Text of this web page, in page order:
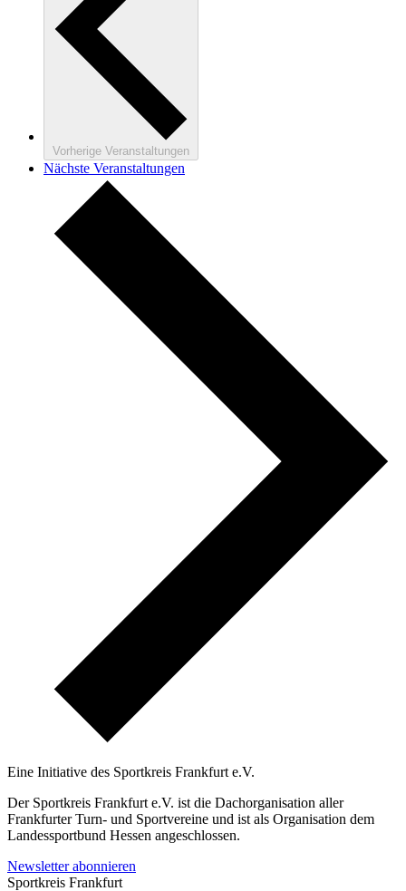
Vorherige Veranstaltungen
Nächste Veranstaltungen
Eine Initiative des Sportkreis Frankfurt e.V.
Der Sportkreis Frankfurt e.V. ist die Dachorganisation aller
Frankfurter Turn- und Sportvereine und ist als Organisation dem
Landessportbund Hessen angeschlossen.
Newsletter abonnieren
Sportkreis Frankfurt